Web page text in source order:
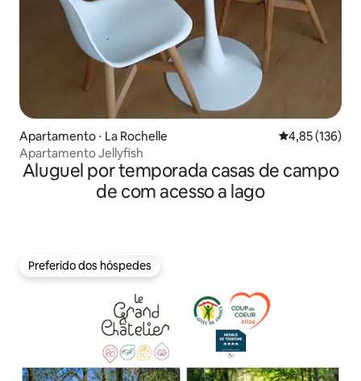
Apartamento ⋅ La Rochelle 4,85 de uma
4,85 (136)
Apartamento Jellyfish
Aluguel por temporada casas de campo
de com acesso a lago
Preferido dos hóspedes
Preferido dos hóspedes